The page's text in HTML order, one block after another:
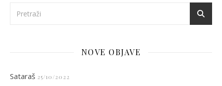
NOVE OBJAVE
Sataraš 25/10/2022